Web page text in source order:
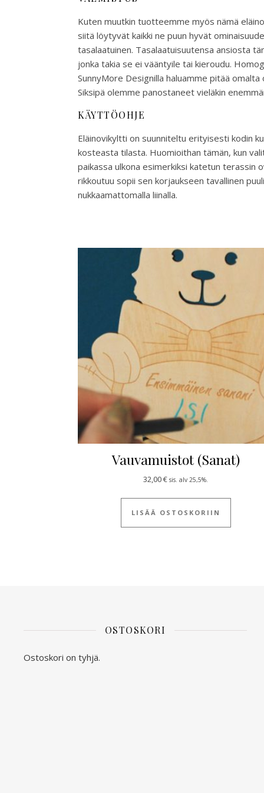
Kuten muutkin tuotteemme myös nämä
siitä löytyvät kaikki ne puun hyvät
tasalaatuinen. Tasalaatuisuutensa ansiosta
jonka takia se ei vääntyile tai kieroudu.
SunnyMore Designilla haluamme pitää
Siksipä olemme panostaneet vieläkin
KÄYTTÖOHJE
Eläinovikyltti on suunniteltu erityisesti kodin
kosteasta tilasta. Huomioithan tämän, kun
paikassa ulkona esimerkiksi katetun terassin
rikkoutuu sopii sen korjaukseen tavallinen
nukkaamattomalla liinalla.
Vauvamuistot (Sanat)
32,00€ sis. alv 25,5%.
LISÄÄ OSTOSKORIIN
OSTOSKORI
Ostoskori on tyhjä.